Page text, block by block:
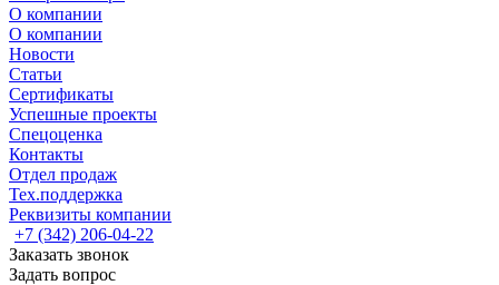
О компании
О компании
Новости
Статьи
Сертификаты
Успешные проекты
Спецоценка
Контакты
Отдел продаж
Тех.поддержка
Реквизиты компании
+7 (342) 206-04-22
Заказать звонок
Задать вопрос